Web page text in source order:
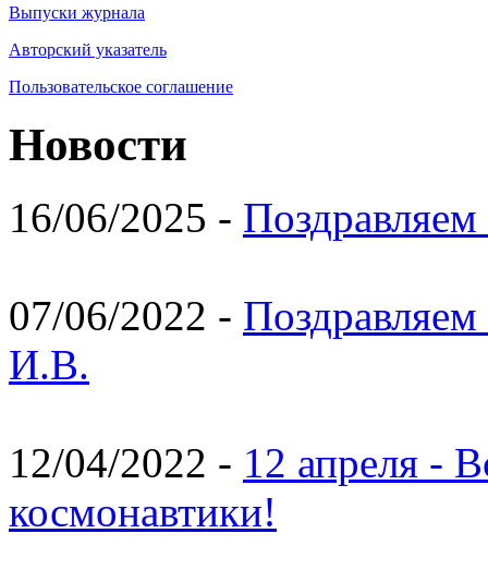
Выпуски журнала
Авторский указатель
Пользовательское соглашение
Новости
16/06/2025 -
07/06/2022 -
И.В.
12/04/2022 - 12 апреля -
космонавтики!